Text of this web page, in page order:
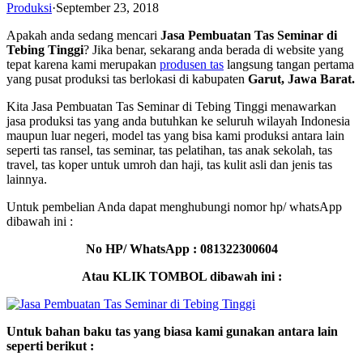
Produksi·September 23, 2018
Apakah anda sedang mencari Jasa Pembuatan Tas Seminar di
Tebing Tinggi? Jika benar, sekarang anda berada di website yang
tepat karena kami merupakan produsen tas langsung tangan pertama
yang pusat produksi tas berlokasi di kabupaten Garut, Jawa Barat.
Kita Jasa Pembuatan Tas Seminar di Tebing Tinggi menawarkan
jasa produksi tas yang anda butuhkan ke seluruh wilayah Indonesia
maupun luar negeri, model tas yang bisa kami produksi antara lain
seperti tas ransel, tas seminar, tas pelatihan, tas anak sekolah, tas
travel, tas koper untuk umroh dan haji, tas kulit asli dan jenis tas
lainnya.
Untuk pembelian Anda dapat menghubungi nomor hp/ whatsApp
dibawah ini :
No HP/ WhatsApp : 081322300604
Atau KLIK TOMBOL dibawah ini :
Untuk bahan baku tas yang biasa kami gunakan antara lain
seperti berikut :